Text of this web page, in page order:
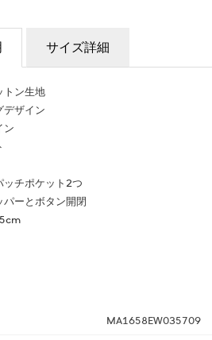
サイズ詳細
トン生地
デザイン
ン
ッチポケット2つ
パーとボタン開閉
MA1658EW035709